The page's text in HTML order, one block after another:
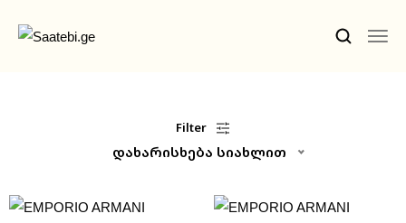
Კაცის Საათები
Filter
დახარისხება სიახლით